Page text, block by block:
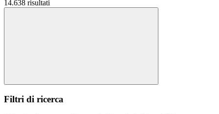
14.638 risultati
Filtri di ricerca